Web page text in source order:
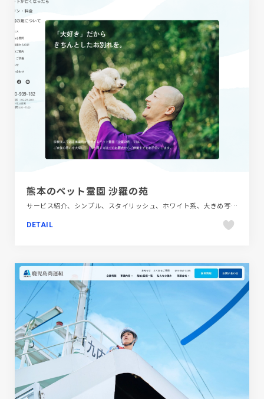
熊本のペット霊園 沙羅の苑
サービス紹介、シンプル、スタイリッシュ、ホワイト系、大きめ写真、施設・店舗サイト
DETAIL